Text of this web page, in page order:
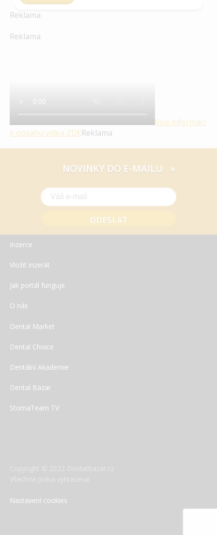
Reklama
Reklama
Více informací
k obsahu videa ZDEReklama
NOVINKY DO E-MAILU »
Inzerce
Vložit inzerát
Jak portál funguje
O nás
Dental Market
Dental Choice
Dentální Akademie
Dental Bazar
StomaTeam TV
Nastavení cookies